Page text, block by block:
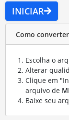
INICIAR
Como
Escolha o
Alterar
Clique em
arquivo de
Baixe seu